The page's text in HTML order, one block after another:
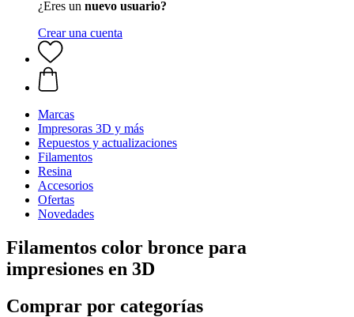
¿Eres un nuevo usuario?
Crear una cuenta
Marcas
Impresoras 3D y más
Repuestos y actualizaciones
Filamentos
Resina
Accesorios
Ofertas
Novedades
Filamentos color bronce para
impresiones en 3D
Comprar por categorías